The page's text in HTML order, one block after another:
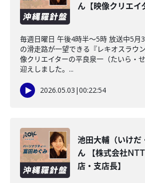
ん【映像クリエイ
毎週日曜日 午後4時半～5時 放送中5月
の滑走路が一望できる『レキオスラウ
像クリエイターの平良泉一（たいら・
迎えしました。...
2026.05.03 |00:22:54
池田大輔（いけだ
ん 【株式会社
店・支店長】